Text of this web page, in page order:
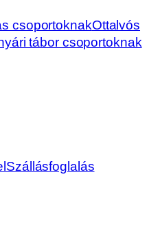
csoportoknakOttalvós
tábor csoportoknak
Szállásfoglalás